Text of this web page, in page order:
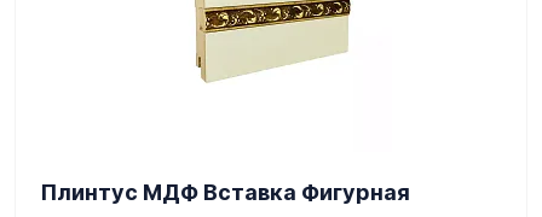
Плинтус МДФ Вставка Фигурная